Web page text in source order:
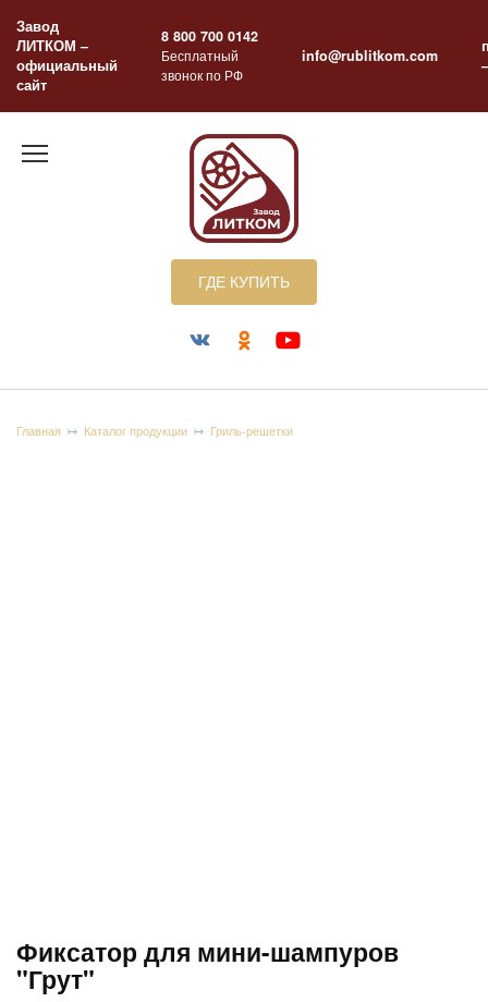
содержанию
Завод
ЛИТКОМ –
официальный
сайт
8 800 700 0142
Бесплатный
звонок по РФ
info@rublitkom.com
ГДЕ КУПИТЬ
Главная Каталог продукции Гриль-решетки
Фиксатор для мини-шампуров
"Грут"